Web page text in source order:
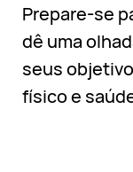
Prepare-se
dê uma
seus
físico e